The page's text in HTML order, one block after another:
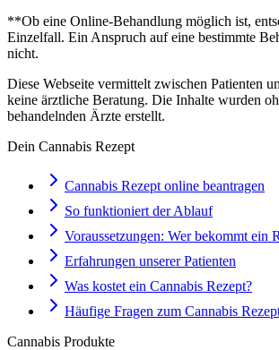
**Ob eine Online-Behandlung möglich ist,
Einzelfall. Ein Anspruch auf eine bestimmte
nicht.
Diese Webseite vermittelt zwischen Patienten
keine ärztliche Beratung. Die Inhalte wurden
behandelnden Ärzte erstellt.
Dein Cannabis Rezept
Cannabis Rezept online beantragen
So funktioniert der Ablauf
Voraussetzungen: Wer bekommt ein
Erfahrungen unserer Patienten
Was kostet ein Cannabis Rezept?
Häufige Fragen zum Cannabis
Cannabis Produkte